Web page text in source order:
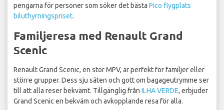
pengarna för personer som söker det bästa Pico flygplats
biluthyrningspriset.
Familjeresa med Renault Grand
Scenic
Renault Grand Scenic, en stor MPV, är perfekt för familjer eller
större grupper. Dess sju säten och gott om bagageutrymme ser
till att alla reser bekvämt. Tillgänglig från ILHA VERDE, erbjuder
Grand Scenic en bekväm och avkopplande resa för alla.